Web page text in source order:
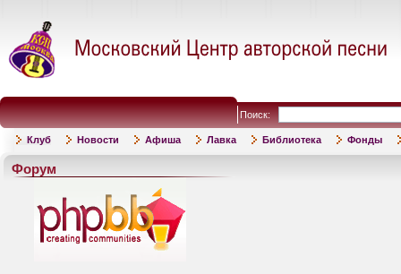
Поиск:
Клуб Новости Афиша Лавка Библиотека Фонды
Форум